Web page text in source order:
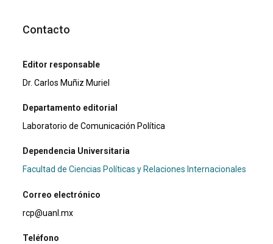
Contacto
Editor responsable
Dr. Carlos Muñiz Muriel
Departamento editorial
Laboratorio de Comunicación Política
Dependencia Universitaria
Facultad de Ciencias Políticas y Relaciones Internacionales
Correo electrónico
rcp@uanl.mx
Teléfono